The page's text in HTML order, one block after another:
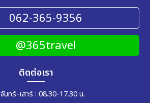
062-365-9356
@365travel
ติดต่อเรา
จันทร์-เสาร์ : 08.30-17.30 น.